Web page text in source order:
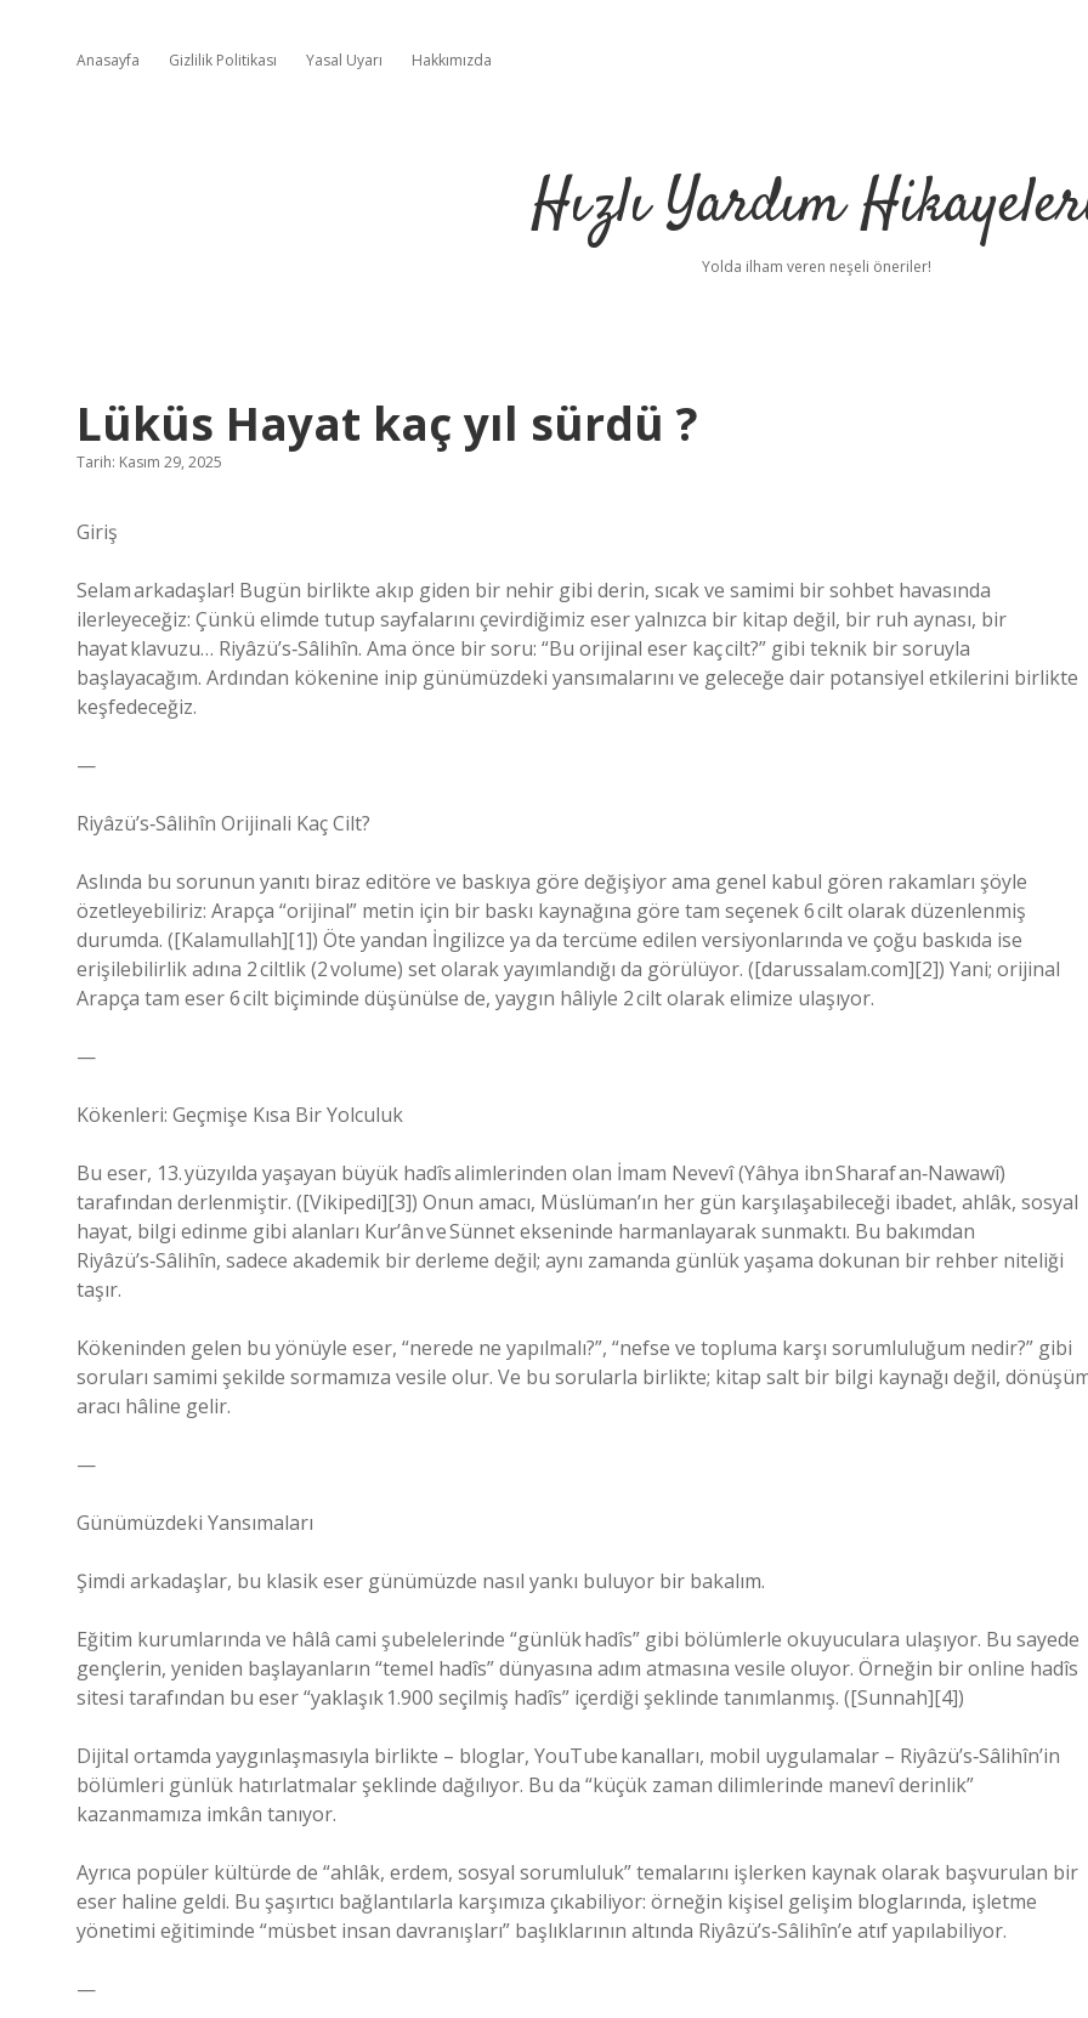
Anasayfa Gizlilik Politikası Yasal Uyarı Hakkımızda
Hızlı Yardım
Yolda ilham veren neşeli öneriler!
Lüküs Hayat kaç yıl sürdü ?
Tarih: Kasım 29, 2025
Giriş
Selam arkadaşlar! Bugün birlikte akıp giden bir nehir gibi derin, sıcak ve samimi bir sohbet havasında
ilerleyeceğiz: Çünkü elimde tutup sayfalarını çevirdiğimiz eser yalnızca bir kitap değil, bir ruh aynası, bir
hayat klavuzu… Riyâzü’s‑Sâlihîn. Ama önce bir soru: “Bu orijinal eser kaç cilt?” gibi teknik bir soruyla
başlayacağım. Ardından kökenine inip günümüzdeki yansımalarını ve geleceğe dair potansiyel etkilerini birlikte
keşfedeceğiz.
—
Riyâzü’s‑Sâlihîn Orijinali Kaç Cilt?
Aslında bu sorunun yanıtı biraz editöre ve baskıya göre değişiyor ama genel kabul gören rakamları şöyle
özetleyebiliriz: Arapça “orijinal” metin için bir baskı kaynağına göre tam seçenek 6 cilt olarak düzenlenmiş
durumda. ([Kalamullah][1]) Öte yandan İngilizce ya da tercüme edilen versiyonlarında ve çoğu baskıda ise
erişilebilirlik adına 2 ciltlik (2 volume) set olarak yayımlandığı da görülüyor. ([darussalam.com][2]) Yani; orijinal
Arapça tam eser 6 cilt biçiminde düşünülse de, yaygın hâliyle 2 cilt olarak elimize ulaşıyor.
—
Kökenleri: Geçmişe Kısa Bir Yolculuk
Bu eser, 13. yüzyılda yaşayan büyük hadîs alimlerinden olan İmam Nevevî (Yâhya ibn Sharaf an‑Nawawî)
tarafından derlenmiştir. ([Vikipedi][3]) Onun amacı, Müslüman’ın her gün karşılaşabileceği ibadet, ahlâk, sosyal
hayat, bilgi edinme gibi alanları Kur’ân ve Sünnet ekseninde harmanlayarak sunmaktı. Bu bakımdan
Riyâzü’s‑Sâlihîn, sadece akademik bir derleme değil; aynı zamanda günlük yaşama dokunan bir rehber niteliği
taşır.
Kökeninden gelen bu yönüyle eser, “nerede ne yapılmalı?”, “nefse ve topluma karşı sorumluluğum nedir?” gibi
soruları samimi şekilde sormamıza vesile olur. Ve bu sorularla birlikte; kitap salt bir bilgi kaynağı değil,
aracı hâline gelir.
—
Günümüzdeki Yansımaları
Şimdi arkadaşlar, bu klasik eser günümüzde nasıl yankı buluyor bir bakalım.
Eğitim kurumlarında ve hâlâ cami şubelelerinde “günlük hadîs” gibi bölümlerle okuyuculara ulaşıyor. Bu sayede
gençlerin, yeniden başlayanların “temel hadîs” dünyasına adım atmasına vesile oluyor. Örneğin bir online hadîs
sitesi tarafından bu eser “yaklaşık 1.900 seçilmiş hadîs” içerdiği şeklinde tanımlanmış. ([Sunnah][4])
Dijital ortamda yaygınlaşmasıyla birlikte – bloglar, YouTube kanalları, mobil uygulamalar – Riyâzü’s‑Sâlihîn’in
bölümleri günlük hatırlatmalar şeklinde dağılıyor. Bu da “küçük zaman dilimlerinde manevî derinlik”
kazanmamıza imkân tanıyor.
Ayrıca popüler kültürde de “ahlâk, erdem, sosyal sorumluluk” temalarını işlerken kaynak olarak başvurulan bir
eser haline geldi. Bu şaşırtıcı bağlantılarla karşımıza çıkabiliyor: örneğin kişisel gelişim bloglarında, işletme
yönetimi eğitiminde “müsbet insan davranışları” başlıklarının altında Riyâzü’s‑Sâlihîn’e atıf yapılabiliyor.
—